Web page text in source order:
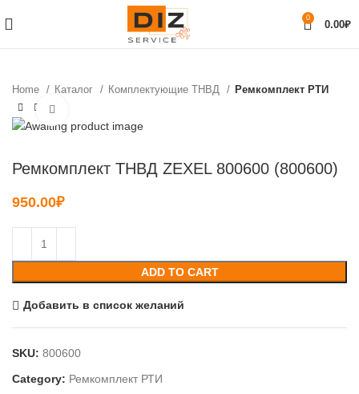
0
0.00₽
Home Каталог Комплектующие ТНВД
Ремкомплект РТИ
Ремкомплект ТНВД ZEXEL 800600 (800600)
950.00₽
ADD TO CART
Добавить в список желаний
SKU: 800600
Category: Ремкомплект РТИ